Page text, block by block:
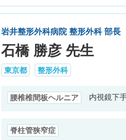
岩井整形外科病院 整形外科 部長
石橋 勝彦 先生
東京都 整形外科
腰椎椎間板ヘルニア 内視鏡下
脊柱管狭窄症